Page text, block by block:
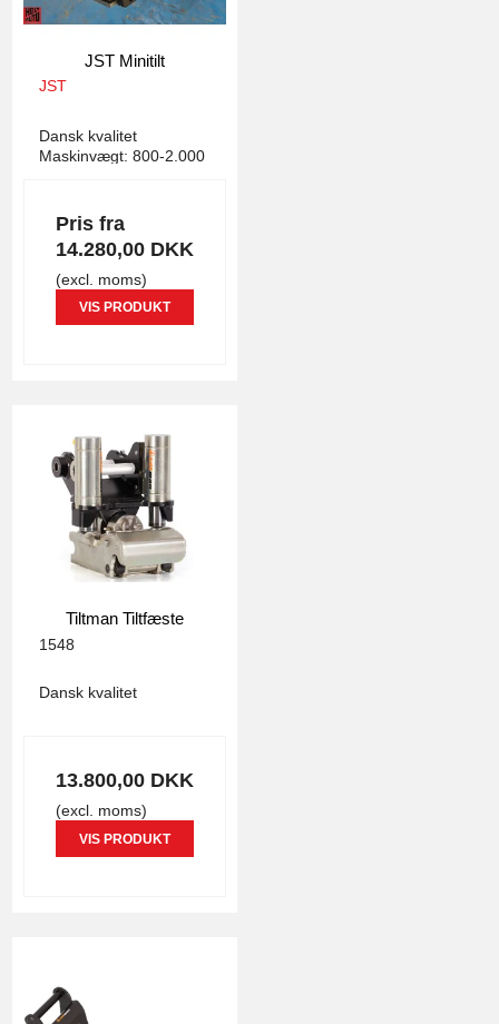
JST Minitilt
JST
Dansk kvalitet
Maskinvægt: 800-2.000
Pris fra
14.280,00 DKK
(excl. moms)
VIS PRODUKT
Tiltman Tiltfæste
1548
Dansk kvalitet
13.800,00 DKK
(excl. moms)
VIS PRODUKT